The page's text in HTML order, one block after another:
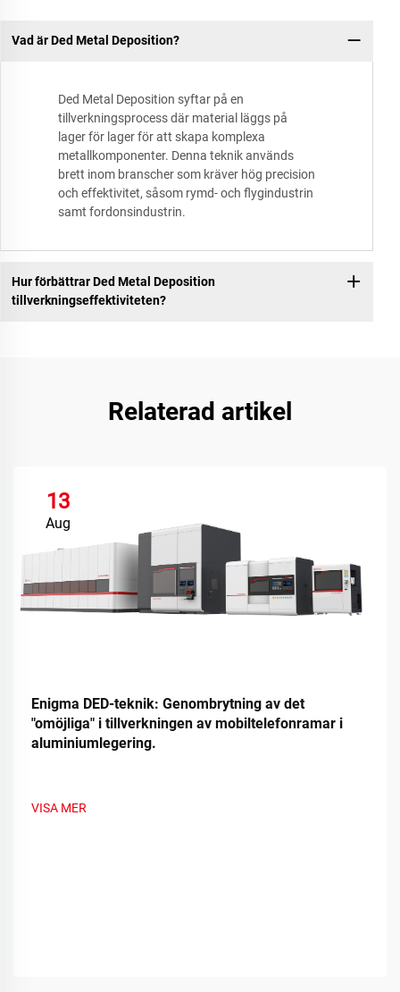
Vad är Ded Metal Deposition?
Ded Metal Deposition syftar på en
tillverkningsprocess där material läggs på
lager för lager för att skapa komplexa
metallkomponenter. Denna teknik används
brett inom branscher som kräver hög precision
och effektivitet, såsom rymd- och flygindustrin
samt fordonsindustrin.
Hur förbättrar Ded Metal Deposition
tillverkningseffektiviteten?
Relaterad artikel
13
Aug
Enigma DED-teknik: Genombrytning av det
"omöjliga" i tillverkningen av mobiltelefonramar i
aluminiumlegering.
VISA MER